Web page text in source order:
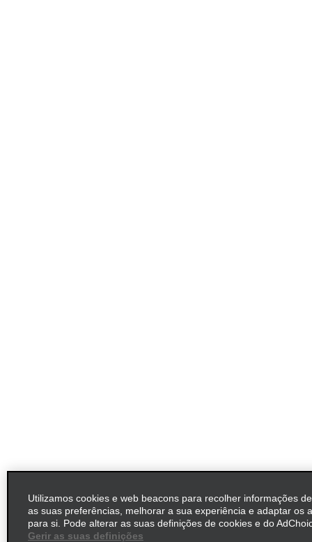
Utilizamos cookies e web beacons para recolher informações
as suas preferências, melhorar a sua experiência e adaptar os
para si. Pode alterar as suas definições de cookies e do
Gerir as suas definições